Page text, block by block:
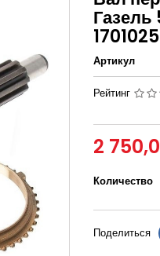
Артикул
Рейтинг
2
Количество
Поделиться